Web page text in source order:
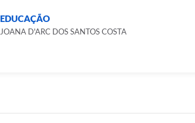
EDUCAÇÃO
JOANA D'ARC DOS SANTOS COSTA